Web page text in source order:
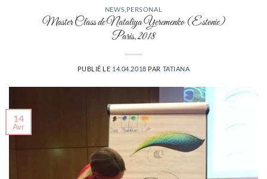
NEWS PERSONAL
Master Class de Nataliya Yeremenko (Estonie)
Paris,2018
PUBLIÉ LE 14.04.2018 PAR TATIANA
14
Avr